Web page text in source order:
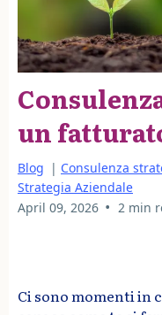
un
Blog | Consulenza
Strategia Aziendale
April 09, 2026 • 2 min
Ci sono momenti in